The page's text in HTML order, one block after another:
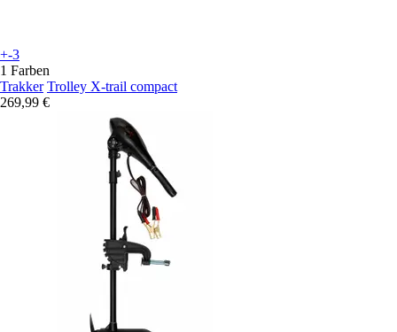
+-3
1 Farben
Trakker Trolley X-trail compact
269,99 €